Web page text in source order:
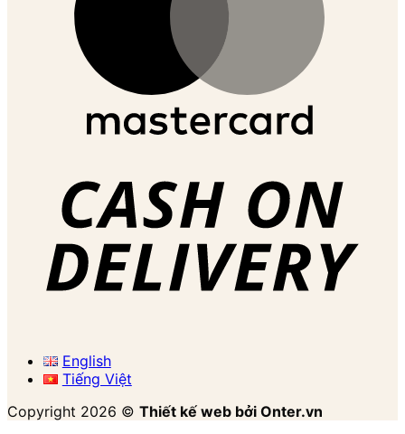
English
Tiếng Việt
Copyright 2026 © Thiết kế web bởi Onter.vn